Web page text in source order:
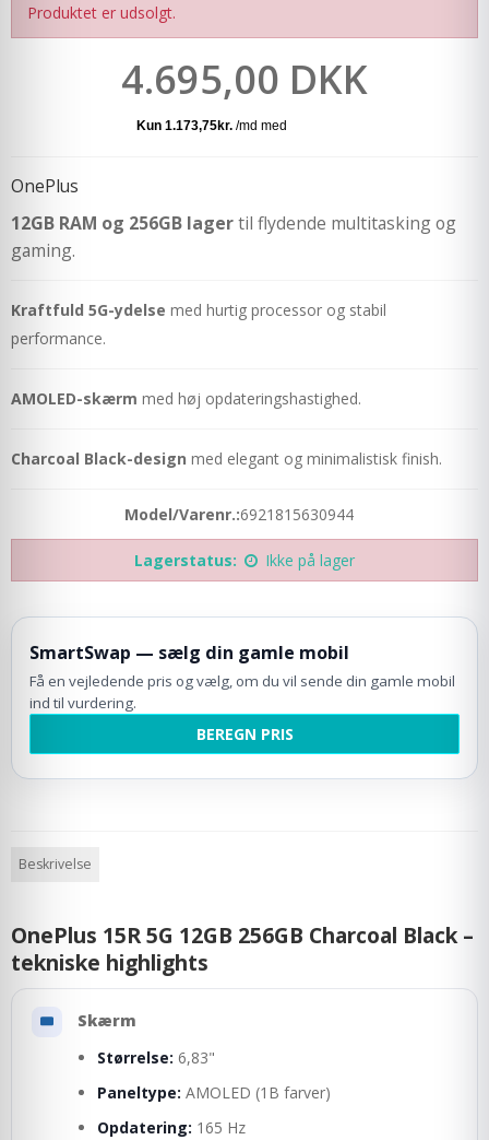
Produktet er udsolgt.
4.695,00 DKK
OnePlus
12GB RAM og 256GB lagertil flydende multitasking og
gaming.
Kraftfuld 5G-ydelse med hurtig processor og stabil
performance.
AMOLED-skærm med høj opdateringshastighed.
Charcoal Black-design med elegant og minimalistisk finish.
Model/Varenr.:6921815630944
Lagerstatus: Ikke på lager
SmartSwap — sælg din gamle mobil
Få en vejledende pris og vælg, om du vil sende din gamle mobil
ind til vurdering.
BEREGN PRIS
Beskrivelse
OnePlus 15R 5G 12GB 256GB Charcoal Black –
tekniske highlights
Skærm
Størrelse: 6,83"
Paneltype: AMOLED (1B farver)
Opdatering: 165 Hz